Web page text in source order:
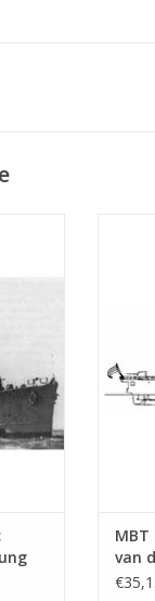
MBT
van